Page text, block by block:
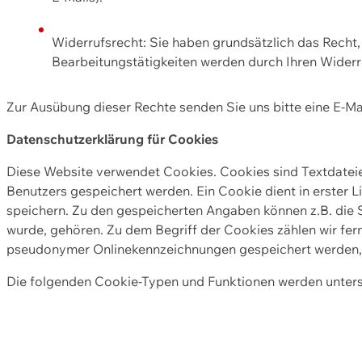
Widerrufsrecht: Sie haben grundsätzlich das
Bearbeitungstätigkeiten werden durch Ihren
Zur Ausübung dieser Rechte senden Sie uns bitte eine E-
Datenschutzerklärung für Cookies
Diese Website verwendet Cookies. Cookies sind
Benutzers gespeichert werden. Ein Cookie dient in erster
speichern. Zu den gespeicherten Angaben können z.B.
wurde, gehören. Zu dem Begriff der Cookies zählen wir
pseudonymer Onlinekennzeichnungen gespeichert
Die folgenden Cookie-Typen und Funktionen werden